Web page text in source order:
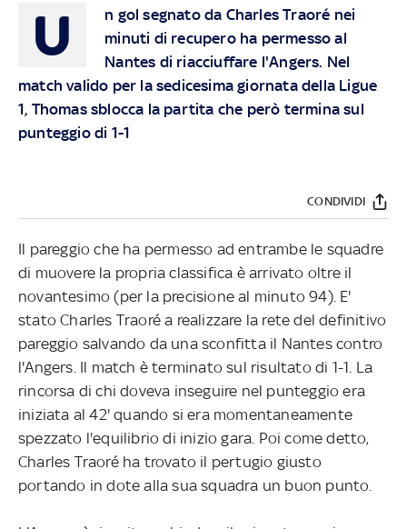
U
n gol segnato da Charles Traoré nei
minuti di recupero ha permesso al
Nantes di riacciuffare l'Angers. Nel
match valido per la sedicesima giornata della Ligue
1, Thomas sblocca la partita che però termina sul
punteggio di 1-1
CONDIVIDI
Il pareggio che ha permesso ad entrambe le squadre
di muovere la propria classifica è arrivato oltre il
novantesimo (per la precisione al minuto 94). E'
stato Charles Traoré a realizzare la rete del definitivo
pareggio salvando da una sconfitta il Nantes contro
l'Angers. Il match è terminato sul risultato di 1-1. La
rincorsa di chi doveva inseguire nel punteggio era
iniziata al 42' quando si era momentaneamente
spezzato l'equilibrio di inizio gara. Poi come detto,
Charles Traoré ha trovato il pertugio giusto
portando in dote alla sua squadra un buon punto.